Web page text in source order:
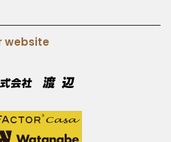
website